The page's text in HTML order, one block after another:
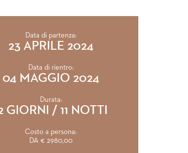
Data di partenza:
23 APRILE 2024
Data di rientro:
04 MAGGIO 2024
Durata:
GIORNI / 11 NOTTI
Costo a persona:
DA € 2980,00